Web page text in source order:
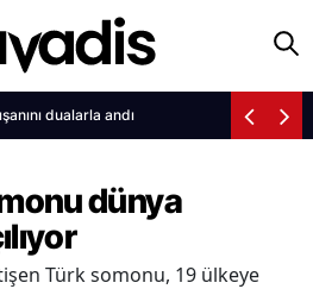
dualarla andı
dünya
Türk somonu, 19 ülkeye